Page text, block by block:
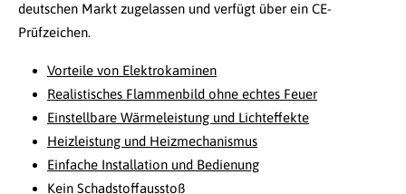
deutschen Markt zugelassen und verfügt über ein CE-
Prüfzeichen.
Vorteile von Elektrokaminen
Realistisches Flammenbild ohne echtes Feuer
Einstellbare Wärmeleistung und Lichteffekte
Heizleistung und Heizmechanismus
Einfache Installation und Bedienung
Kein Schadstoffausstoß